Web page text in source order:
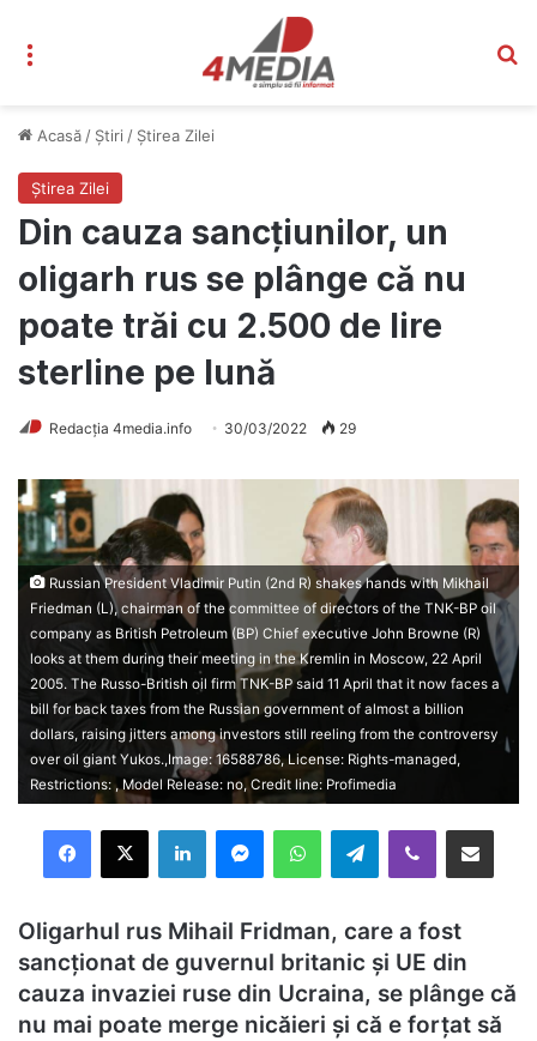
Acasă / Știri / Știrea Zilei
Știrea Zilei
Din cauza sancțiunilor, un
oligarh rus se plânge că nu
poate trăi cu 2.500 de lire
sterline pe lună
Redacția 4media.info 30/03/2022 29
Russian President Vladimir Putin (2nd R) shakes hands with Mikhail
Friedman (L), chairman of the committee of directors of the TNK-BP oil
company as British Petroleum (BP) Chief executive John Browne (R)
looks at them during their meeting in the Kremlin in Moscow, 22 April
2005. The Russo-British oil firm TNK-BP said 11 April that it now faces a
bill for back taxes from the Russian government of almost a billion
dollars, raising jitters among investors still reeling from the controversy
over oil giant Yukos.,Image: 16588786, License: Rights-managed,
Restrictions: , Model Release: no, Credit line: Profimedia
Facebook
X LinkedInMessengerWhatsAppTelegramViber Distribuie prin mail
Oligarhul rus Mihail Fridman, care a fost
sancționat de guvernul britanic și UE din
cauza invaziei ruse din Ucraina, se plânge că
nu mai poate merge nicăieri și că e forțat să